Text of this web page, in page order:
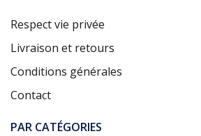
Respect vie privée
Livraison et retours
Conditions générales
Contact
PAR CATÉGORIES